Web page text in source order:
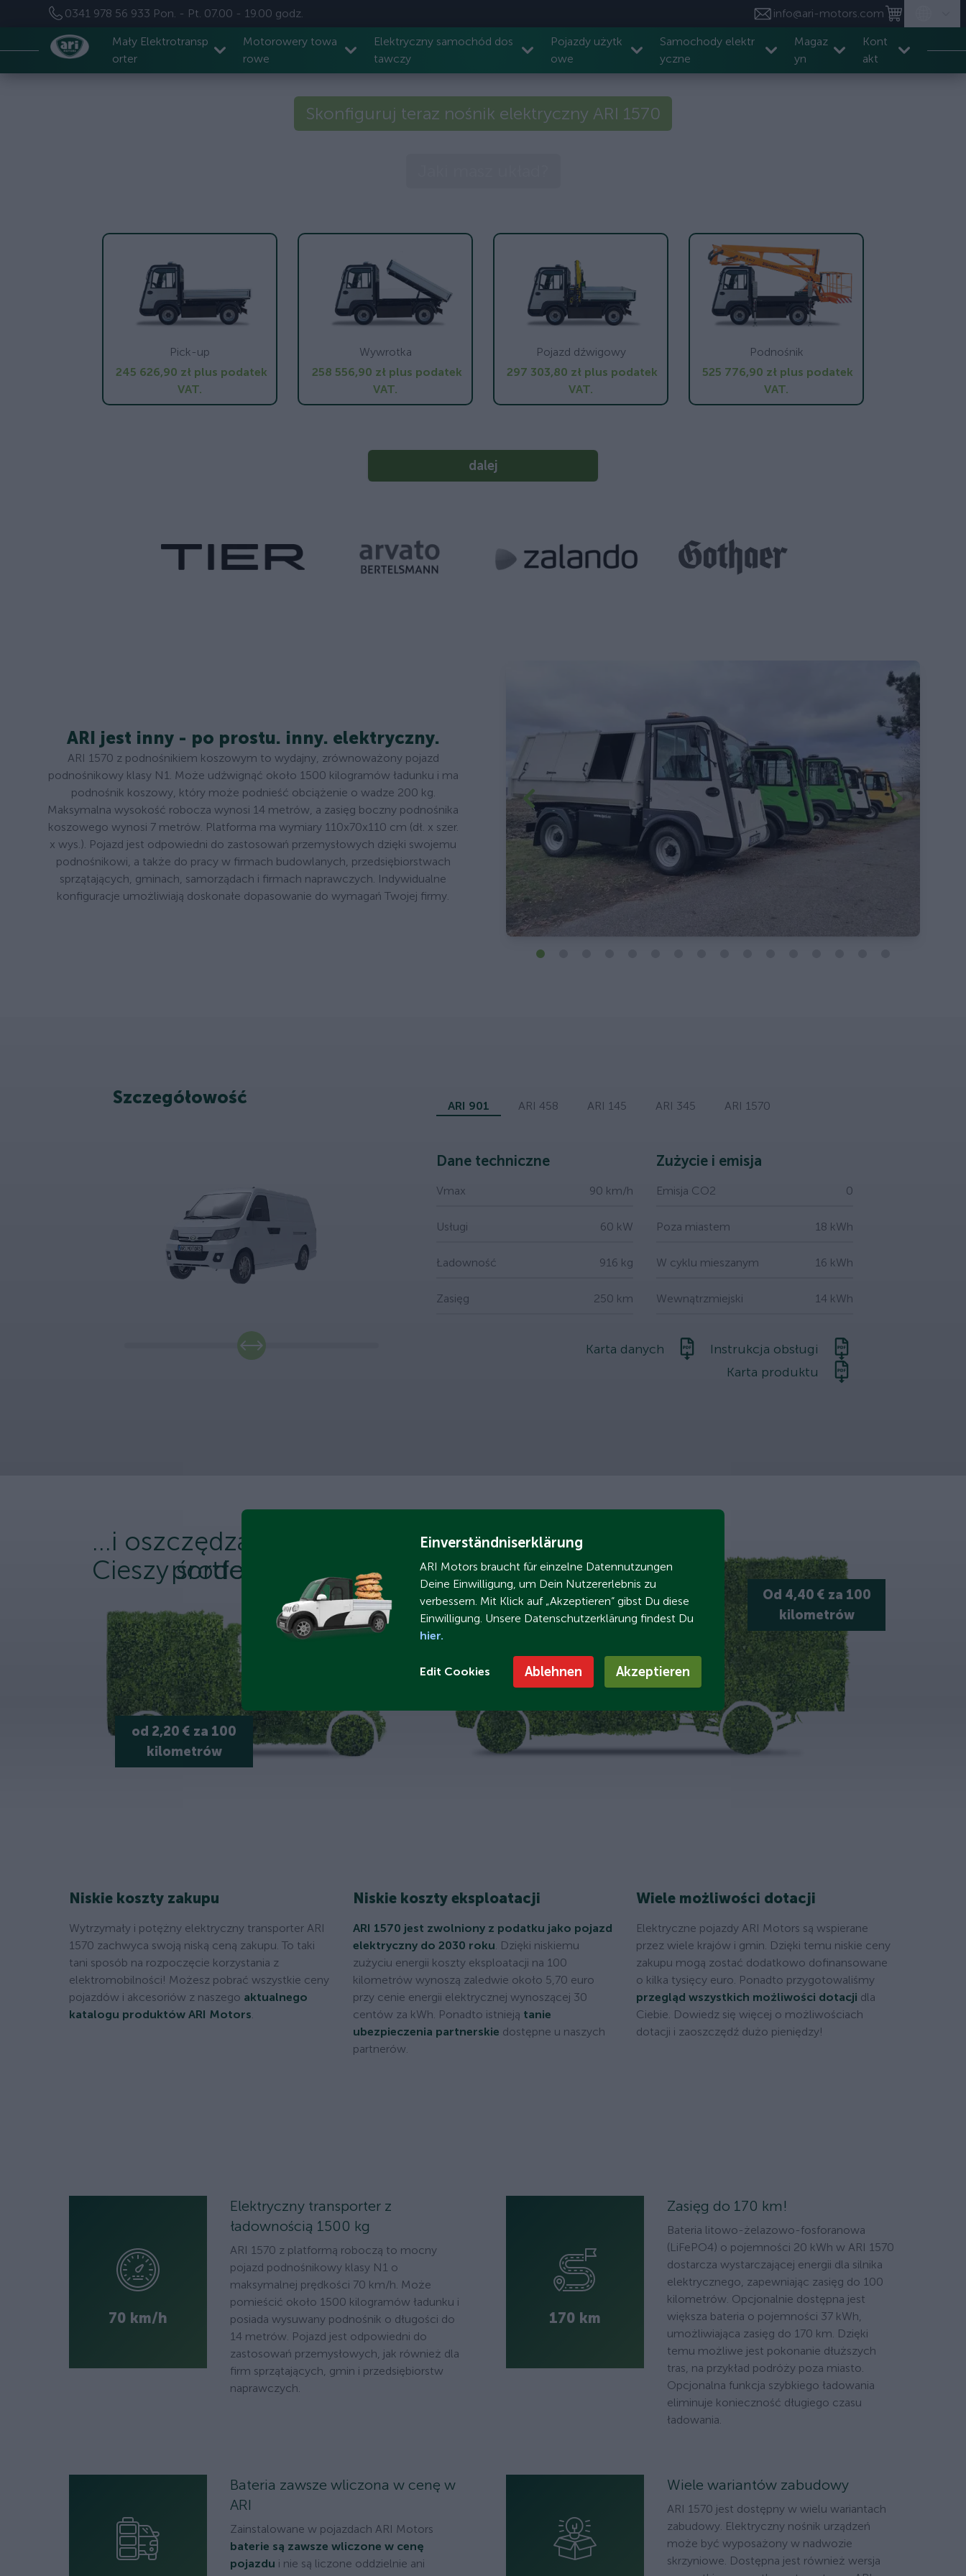
0341 978 56 933 Pon. - Pt. 07.00 - 19.00 godz. info@ari-motors.com
Mały Elektrotransp
orter
Motorowery towa
rowe
Elektryczny samochód dos
tawczy
Pojazdy użytk
owe
Samochody elektr
yczne
Magaz
yn
Kont
akt
Skonfiguruj teraz nośnik elektryczny ARI 1570
Pick-up
245 626,90 zł plus podatek
VAT.
Wywrotka
258 556,90 zł plus podatek
VAT.
Pojazd dźwigowy
297 303,80 zł plus podatek
VAT.
Podnośnik
525 776,90 zł plus podatek
VAT.
dalej
ARI jest inny - po prostu. inny. elektryczny.
ARI 1570 z podnośnikiem koszowym to wydajny, zrównoważony pojazd
podnośnikowy klasy N1. Może udźwignąć około 1500 kilogramów ładunku i ma
podnośnik koszowy, który może podnieść obciążenie o wadze 200 kg.
Maksymalna wysokość robocza wynosi 14 metrów, a zasięg boczny podnośnika
koszowego wynosi 7 metrów. Platforma ma wymiary 110x70x110 cm (dł. x szer.
x wys.). Pojazd jest odpowiedni do zastosowań przemysłowych dzięki swojemu
podnośnikowi, a także do pracy w firmach budowlanych, przedsiębiorstwach
sprzątających, gminach, samorządach i firmach naprawczych. Indywidualne
konfiguracje umożliwiają doskonałe dopasowanie do wymagań Twojej firmy.
Szczegółowość ARI 901 ARI 458 ARI 145 ARI 345 ARI 1570
Dane techniczne
Vmax 90 km/h
Usługi 60 kW
Ładowność 916 kg
Zasięg 250 km
Zużycie i emisja
Emisja CO2 0
Poza miastem 18 kWh
W cyklu mieszanym 16 kWh
Wewnątrzmiejski 14 kWh
Karta danych
Instrukcja obsługi
Karta produktu
Cieszy środowisko.
...i oszczędza
portfel
Od 4,40 € za 100
kilometrów
od 2,20 € za 100
kilometrów
Niskie koszty zakupu
Wytrzymały i potężny elektryczny transporter ARI
1570 zachwyca swoją niską ceną zakupu. To taki
tani sposób na rozpoczęcie korzystania z
elektromobilności! Możesz pobrać wszystkie ceny
pojazdów i akcesoriów z naszego aktualnego
katalogu produktów ARI Motors.
Niskie koszty eksploatacji
ARI 1570 jest zwolniony z podatku jako pojazd
elektryczny do 2030 roku. Dzięki niskiemu
zużyciu energii koszty eksploatacji na 100
kilometrów wynoszą zaledwie około 5,70 euro
przy cenie energii elektrycznej wynoszącej 30
centów za kWh. Ponadto istnieją tanie
ubezpieczenia partnerskie dostępne u naszych
partnerów.
Wiele możliwości dotacji
Elektryczne pojazdy ARI Motors są wspierane
przez wiele krajów i gmin. Dzięki temu niskie ceny
zakupu mogą zostać dodatkowo dofinansowane
o kilka tysięcy euro. Ponadto przygotowaliśmy
przegląd wszystkich możliwości dotacji dla
Ciebie. Dowiedz się więcej o możliwościach
dotacji i zaoszczędź dużo pieniędzy!
70 km/h
Elektryczny transporter z
ładownością 1500 kg
ARI 1570 z platformą roboczą to mocny
pojazd podnośnikowy klasy N1 o
maksymalnej prędkości 70 km/h. Może
pomieścić około 1500 kilogramów ładunku i
posiada wysuwany podnośnik o długości do
14 metrów. Pojazd jest odpowiedni do
zastosowań przemysłowych, jak również dla
firm sprzątających, gmin i przedsiębiorstw
naprawczych.
170 km
Zasięg do 170 km!
Bateria litowo-żelazowo-fosforanowa
(LiFePO4) o pojemności 20 kWh w ARI 1570
dostarcza wystarczającej energii dla silnika
elektrycznego, zapewniając zasięg do 100
kilometrów. Opcjonalnie dostępna jest
większa bateria o pojemności 37 kWh,
umożliwiająca zasięg do 170 km. Dzięki
temu możliwe jest pokonanie dłuższych
tras, na przykład podróży poza miasto.
Opcjonalna funkcja szybkiego ładowania
eliminuje konieczność długiego czasu
ładowania.
Bateria zawsze wliczona w cenę w
ARI
Zainstalowane w pojazdach ARI Motors
baterie są zawsze wliczone w cenę
pojazdu i nie są liczone oddzielnie ani
Wiele wariantów zabudowy
ARI 1570 jest dostępny w wielu wariantach
zabudowy. Elektryczny nośnik urządzeń
może być wyposażony w nadwozie
skrzyniowe. Dostępna jest również wersja
Einverständniserklärung
ARI Motors braucht für einzelne Datennutzungen
Deine Einwilligung, um Dein Nutzererlebnis zu
verbessern. Mit Klick auf „Akzeptieren“ gibst Du diese
Einwilligung. Unsere Datenschutzerklärung findest Du
hier.
Edit Cookies Ablehnen Akzeptieren